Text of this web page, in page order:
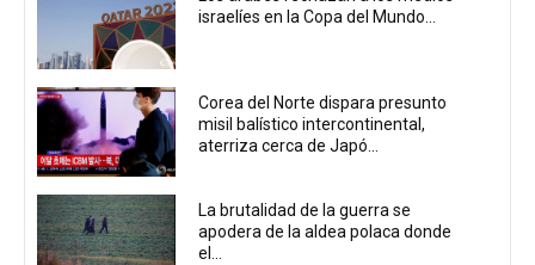
israelíes en la Copa del Mundo...
Corea del Norte dispara presunto
misil balístico intercontinental,
aterriza cerca de Japó...
La brutalidad de la guerra se
apodera de la aldea polaca donde
el...